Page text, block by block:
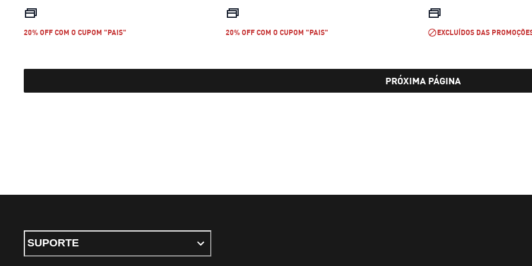
20% OFF COM O CUPOM "PAIS" 20% OFF COM O CUPOM "PAIS" EXCLUÍDOS DAS
PRÓXIMA PÁGINA
SUPORTE